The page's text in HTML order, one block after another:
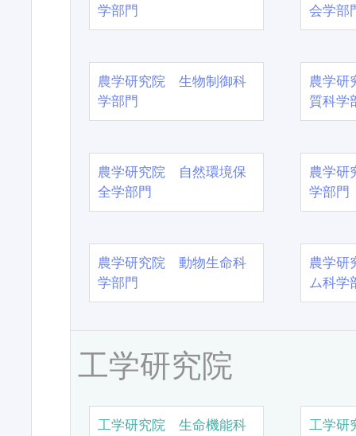
学部門
会学部
農学研究院 生物制御科
学部門
農学
質科学
農学研究院 自然環境保
全学部門
農学
学部門
農学研究院 動物生命科
学部門
農学
ム科学
工学研究院
工学研究院 生命機能科
工学研